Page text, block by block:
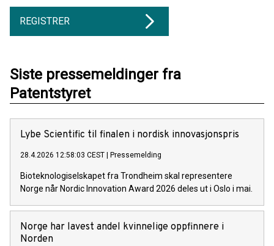
REGISTRER
Siste pressemeldinger fra
Patentstyret
Lybe Scientific til finalen i nordisk innovasjonspris
28.4.2026 12:58:03 CEST | Pressemelding
Bioteknologiselskapet fra Trondheim skal representere
Norge når Nordic Innovation Award 2026 deles ut i Oslo i mai.
Norge har lavest andel kvinnelige oppfinnere i
Norden